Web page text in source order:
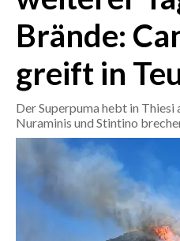
ITALIA
MONDO
POLITICA
ECONOMIA
SERVIZI ALLE IMPRESE
SPORT IN SARDEGNA
Brände:
greift in
Der Superpuma hebt in Thiesi
Nuraminis und Stintino